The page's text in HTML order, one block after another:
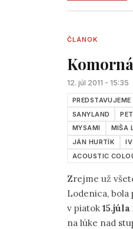
ČLÁNOK
12. júl 2011 - 15:35
PREDSTAVUJEME
SANYLAND
MYSAMI
MIŠA
JÁN HURTÍK
ACOUSTIC
Zrejme už
Lodenica, bola
v piatok 15.júla
na lúke nad